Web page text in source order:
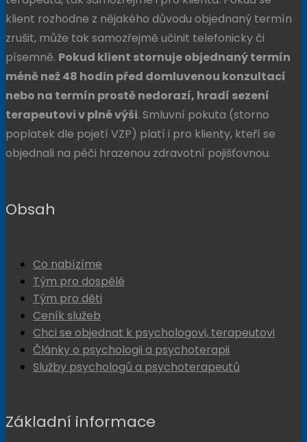
klient rozhodne z nějakého důvodu objednaný termín
zrušit, může tak samozřejmě učinit telefonicky či
písemně. Pokud klient stornuje objednaný termín
méně než 48 hodin před domluvenou konzultací
nebo na termín prostě nedorazí, hradí sezení
terapeutovi v plné výši. Smluvní pokuta (storno
poplatek dle pojetí VZP) platí i pro klienty, kteří se
objednali na péči hrazenou zdravotní pojišťovnou.
Obsah
Co nabízíme
Tým pro dospělé
Tým pro děti
Ceník služeb
Chci se objednat k psychologovi, terapeutovi
Články o psychologii a psychoterapii
Služby psychologů a psychoterapeutů
Základní informace